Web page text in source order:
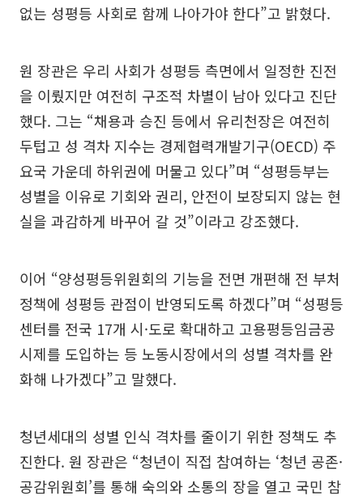
없는 성평등 사회로 함께 나아가야 한다”고 밝혔다.
원 장관은 우리 사회가 성평등 측면에서 일정한 진전
을 이뤘지만 여전히 구조적 차별이 남아 있다고 진단
했다. 그는 “채용과 승진 등에서 유리천장은 여전히
두텁고 성 격차 지수는 경제협력개발기구(OECD) 주
요국 가운데 하위권에 머물고 있다”며 “성평등부는
성별을 이유로 기회와 권리, 안전이 보장되지 않는 현
실을 과감하게 바꾸어 갈 것”이라고 강조했다.
이어 “양성평등위원회의 기능을 전면 개편해 전 부처
정책에 성평등 관점이 반영되도록 하겠다”며 “성평등
센터를 전국 17개 시·도로 확대하고 고용평등임금공
시제를 도입하는 등 노동시장에서의 성별 격차를 완
화해 나가겠다”고 말했다.
청년세대의 성별 인식 격차를 줄이기 위한 정책도 추
진한다. 원 장관은 “청년이 직접 참여하는 ‘청년 공존·
공감위원회’를 통해 숙의와 소통의 장을 열고 국민 참